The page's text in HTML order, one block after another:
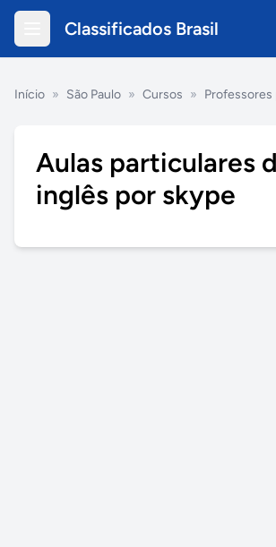
Classificados Brasil
Início » São Paulo » Cursos » Professores
Aulas particulares
inglês por skype